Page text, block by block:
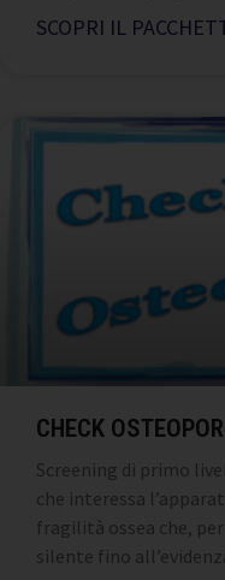
SCOPRI IL
CHECK
Screening di primo
che interessa
fragilità ossea che,
silente fino